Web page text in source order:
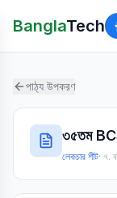
BanglaTech
পাঠ্য উপকরণ
৩৫তম BCS
লেকচার শীট· ৭.